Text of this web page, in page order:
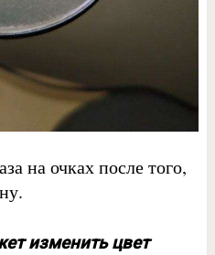
на очках после того,
изменить цвет